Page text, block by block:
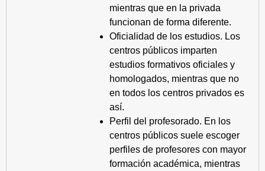
mientras que en la privada
funcionan de forma diferente.
Oficialidad de los estudios. Los
centros públicos imparten
estudios formativos oficiales y
homologados, mientras que no
en todos los centros privados es
así.
Perfil del profesorado. En los
centros públicos suele escoger
perfiles de profesores con mayor
formación académica, mientras